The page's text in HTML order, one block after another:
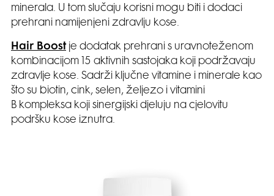
minerala. U tom slučaju korisni mogu biti i dodaci
prehrani namijenjeni zdravlju kose.
Hair Boostje dodatak prehrani s uravnoteženom
kombinacijom 15 aktivnih sastojaka koji podržavaju
zdravlje kose. Sadrži ključne vitamine i minerale kao
što su biotin, cink, selen, željezo i vitamini
B kompleksa koji sinergijski djeluju na cjelovitu
podršku kose iznutra.